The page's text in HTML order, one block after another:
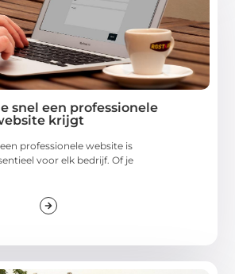
snel een professionele
krijgt
professionele website is
voor elk bedrijf. Of je